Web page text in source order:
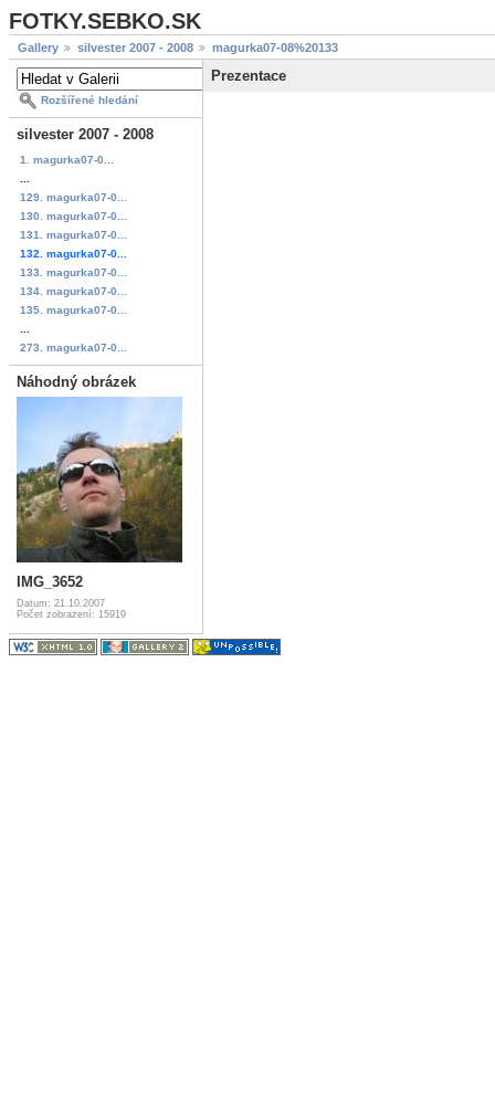
FOTKY.SEBKO.SK
Gallery silvester 2007 - 2008 magurka07-08%20133
Rozšířené hledání
silvester 2007 - 2008
1. magurka07-0...
129. magurka07-0...
130. magurka07-0...
131. magurka07-0...
132. magurka07-0...
133. magurka07-0...
134. magurka07-0...
135. magurka07-0...
273. magurka07-0...
Náhodný obrázek
IMG_3652
Datum: 21.10.2007
Počet zobrazení: 15919
Prezentace